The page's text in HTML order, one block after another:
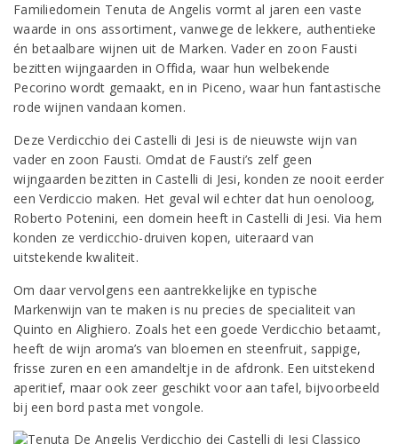
Familiedomein Tenuta de Angelis vormt al jaren een vaste
waarde in ons assortiment, vanwege de lekkere, authentieke
én betaalbare wijnen uit de Marken. Vader en zoon Fausti
bezitten wijngaarden in Offida, waar hun welbekende
Pecorino wordt gemaakt, en in Piceno, waar hun fantastische
rode wijnen vandaan komen.
Deze Verdicchio dei Castelli di Jesi is de nieuwste wijn van
vader en zoon Fausti. Omdat de Fausti’s zelf geen
wijngaarden bezitten in Castelli di Jesi, konden ze nooit eerder
een Verdiccio maken. Het geval wil echter dat hun oenoloog,
Roberto Potenini, een domein heeft in Castelli di Jesi. Via hem
konden ze verdicchio-druiven kopen, uiteraard van
uitstekende kwaliteit.
Om daar vervolgens een aantrekkelijke en typische
Markenwijn van te maken is nu precies de specialiteit van
Quinto en Alighiero. Zoals het een goede Verdicchio betaamt,
heeft de wijn aroma’s van bloemen en steenfruit, sappige,
frisse zuren en een amandeltje in de afdronk. Een uitstekend
aperitief, maar ook zeer geschikt voor aan tafel, bijvoorbeeld
bij een bord pasta met vongole.